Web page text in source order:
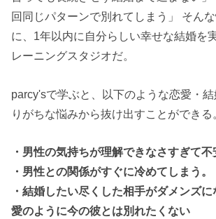
回同じパターンで別れてしまう」 そん
に、1年以内に自分らしい幸せな結婚を
レーニングスタジオだ。
parcy'sで学ぶと、以下のような恋愛・結
りがちな悩みから抜け出すことができる
・男性の気持ちが理解できなさすぎて不
・男性との関係がすぐに冷めてしまう。
・結婚したい尽くした相手がダメンズ
愛のように今の彼とは別れたくない